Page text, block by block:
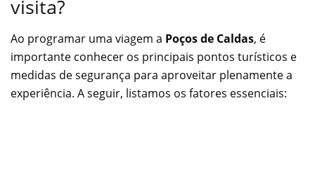
visita?
Ao programar uma viagem a Poços de Caldas, é
importante conhecer os principais pontos turísticos e
medidas de segurança para aproveitar plenamente a
experiência. A seguir, listamos os fatores essenciais: